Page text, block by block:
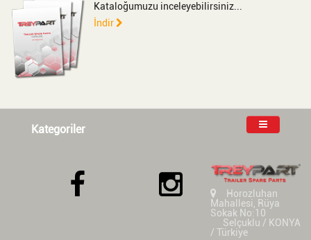
Kataloğumuzu inceleyebilirsiniz...
İndir
Kategoriler
Horozluhan
Mahallesi, Rüya
Sokak No:10
Selçuklu / KONYA
/ Türkiye